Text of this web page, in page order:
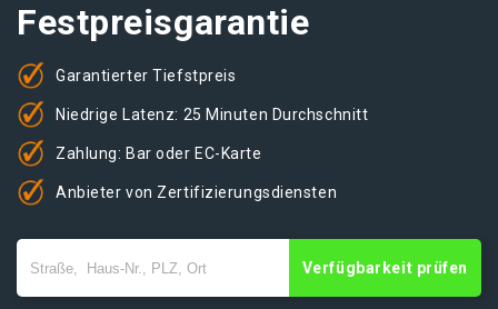
Festpreisgarantie
Garantierter Tiefstpreis
Niedrige Latenz: 25 Minuten Durchschnitt
Zahlung: Bar oder EC-Karte
Anbieter von Zertifizierungsdiensten
Verfügbarkeit prüfen